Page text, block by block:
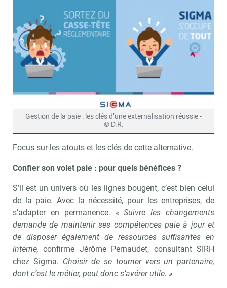
Gestion de la paie : les clés d’une externalisation réussie -
© D.R.
Focus sur les atouts et les clés de cette alternative.
Confier son volet paie : pour quels bénéfices ?
S’il est un univers où les lignes bougent, c’est bien celui
de la paie. Avec la nécessité, pour les entreprises, de
s’adapter en permanence. « Suivre les changements
demande de maintenir ses compétences paie à jour et
de disposer également de ressources suffisantes en
interne, confirme Jérôme Pernaudet, consultant SIRH
chez Sigma. Choisir de se tourner vers un partenaire,
dont c’est le métier, peut donc s’avérer utile. »